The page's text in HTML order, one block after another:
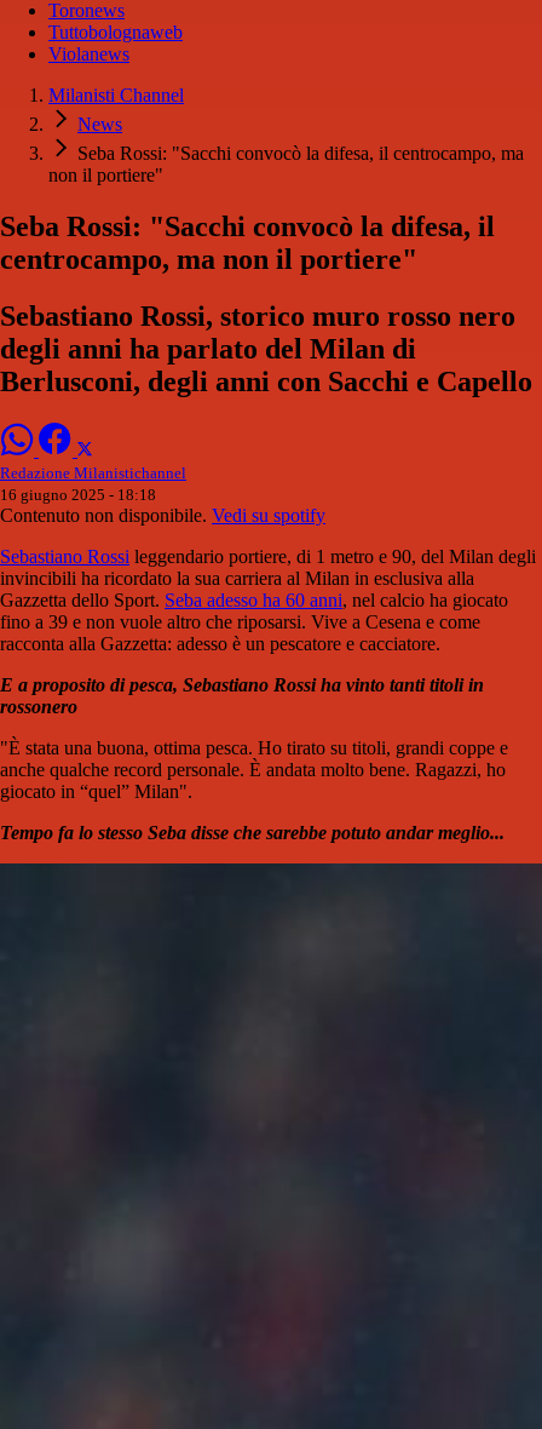
Toronews
Tuttobolognaweb
Violanews
Milanisti Channel
News
Seba Rossi: "Sacchi convocò la difesa, il centrocampo, ma
non il portiere"
Seba Rossi: "Sacchi convocò la difesa, il
centrocampo, ma non il portiere"
Sebastiano Rossi, storico muro rosso nero
degli anni ha parlato del Milan di
Berlusconi, degli anni con Sacchi e Capello
Redazione Milanistichannel
16 giugno 2025 - 18:18
Contenuto non disponibile. Vedi su spotify
Sebastiano Rossi leggendario portiere, di 1 metro e 90, del Milan degli
invincibili ha ricordato la sua carriera al Milan in esclusiva alla
Gazzetta dello Sport. Seba adesso ha 60 anni, nel calcio ha giocato
fino a 39 e non vuole altro che riposarsi. Vive a Cesena e come
racconta alla Gazzetta: adesso è un pescatore e cacciatore.
E a proposito di pesca, Sebastiano Rossi ha vinto tanti titoli in
rossonero
"È stata una buona, ottima pesca. Ho tirato su titoli, grandi coppe e
anche qualche record personale. È andata molto bene. Ragazzi, ho
giocato in “quel” Milan".
Tempo fa lo stesso Seba disse che sarebbe potuto andar meglio...